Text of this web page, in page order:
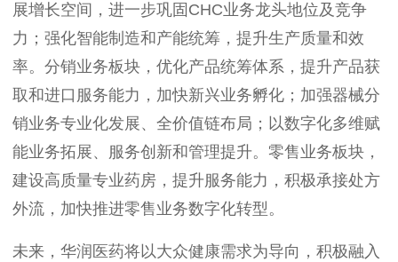
展增长空间，进一步巩固CHC业务龙头地位及竞争
力；强化智能制造和产能统筹，提升生产质量和效
率。分销业务板块 ，优化产品统筹体系，提升产品获
取和进口服务能力，加快新兴业务孵化；加强器械分
销业务专业化发展、全价值链布局； 以数字化多维赋
能业务拓展、服务创新和管理提升。零售业务板块，
建设高质量专业药房，提升服务能力，积极承接处方
外流，加快推进零售业务数字化转型。
未来，华润医药将以大众健康需求为导向，积极融入